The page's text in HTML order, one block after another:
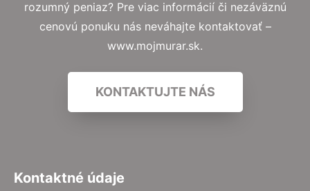
rozumný peniaz? Pre viac informácií či nezáväznú
cenovú ponuku nás neváhajte kontaktovať –
www.mojmurar.sk.
KONTAKTUJTE NÁS
Kontaktné údaje